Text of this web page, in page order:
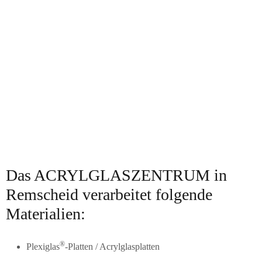
Das ACRYLGLASZENTRUM in
Remscheid verarbeitet folgende
Materialien:
Plexiglas®-Platten / Acrylglasplatten